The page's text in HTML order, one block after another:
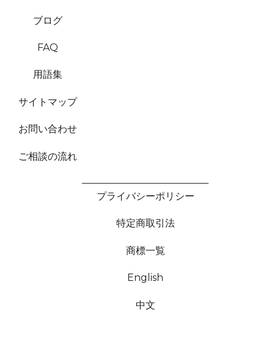
ブログ
FAQ
用語集
サイトマップ
お問い合わせ
ご相談の流れ
プライバシーポリシー
特定商取引法
商標一覧
English
中文